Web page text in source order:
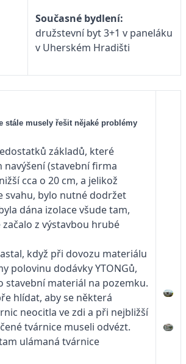
Současné bydlení:
družstevní byt 3+1 v paneláku
v Uherském Hradišti
stále musely řešit nějaké problémy
základů, které
navýšení (stavební firma
cca o 20 cm, a jelikož
svahu, bylo nutné dodržet
dána izolace všude tam,
začalo z výstavbou hrubé
když při dovozu materiálu
polovinu dodávky YTONGů,
stavební materiál na pozemku.
hlídat, aby se některá
neocitla ve zdi a při nejbližší
tvárnice museli odvézt.
ulámaná tvárnice